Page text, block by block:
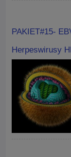
PAKIET#15-
Herpeswirusy